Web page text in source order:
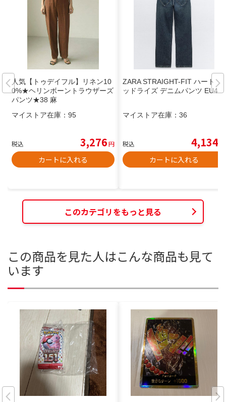
人気【トゥデイフル】リネン10
0%★ヘリンボーントラウザーズ
パンツ★38 麻
マイストア在庫： 95
税込 3,276円
カートに入れる
ZARA STRAIGHT-FIT ハート ミ
ッドライズ デニムパンツ EU40
マイストア在庫： 36
税込 4,134
カートに入れる
このカテゴリをもっと見る
この商品を見た人はこんな商品も見て
います